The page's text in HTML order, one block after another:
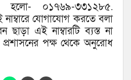
হলো- ০১৭৬৯-৩৩১২৮৫.
যোগাযোগ করতে বলা
এই নাম্বারটি ব্যস্ত না
পক্ষ থেকে অনুরোধ